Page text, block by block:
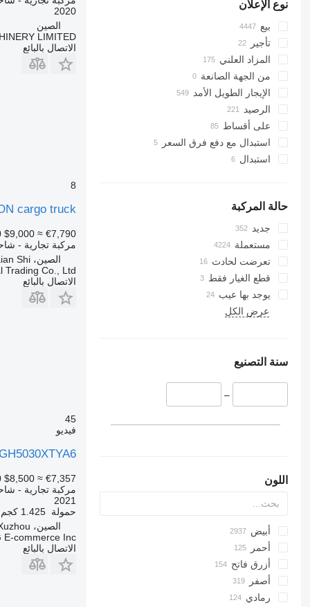
نوع الإعلان
بيع
تأجير
المزاد العلني
من الجهة الصانعة
الإيجار الطويل الأمد
الرصيد
على أقساط
استبدال مع دفع فرق السعر
استبدال
حالة المركبة
جديد
مستعملة
تعرضت لحادث
قطع الغيار فقط
يوجد بها عيب
عرض الكل
سنة التصنيع
–
اللون
أبيض
أحمر
أزرق فاتح
أصفر
رمادي
2020
الصين
LIMITED
الاتصال بالبائع
8
cargo truck
$9,000 ≈ €7,790
مركبة تجارية -
الصين، Taian Shi
Co., Ltd.
الاتصال بالبائع
45
فيديو
$8,500 ≈ €7,357
مركبة تجارية -
2021
حمولة 1.425 كجم
الصين، Xuzhou
E-commerce Inc.
الاتصال بالبائع